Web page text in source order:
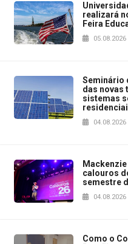
realizará
Feira
05.08.2026
Seminário
das novas
sistemas
04.08.2026
calouros
semestre
04.08.2026
Como o